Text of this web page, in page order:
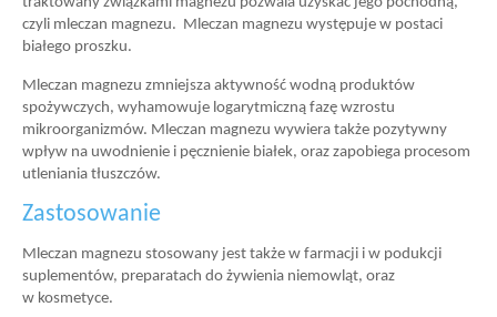
czyli mleczan magnezu. Mleczan magnezu występuje w postaci
białego proszku.
Mleczan magnezu zmniejsza aktywność wodną produktów
spożywczych, wyhamowuje logarytmiczną fazę wzrostu
mikroorganizmów. Mleczan magnezu wywiera także pozytywny
wpływ na uwodnienie i pęcznienie białek, oraz zapobiega procesom
utleniania tłuszczów.
Zastosowanie
Mleczan magnezu stosowany jest także w farmacji i w podukcji
suplementów, preparatach do żywienia niemowląt, oraz
w kosmetyce.